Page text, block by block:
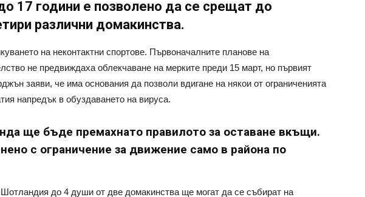
17 години е позволено да се срещат до
различни домакинства.
на неконтактни спортове. Първоначалните планове на
не предвиждаха облекчаване на мерките преди 15 март, но първият
заяви, че има основания да позволи вдигане на някои от ограниченията
напредък в обуздаването на вируса.
ще бъде премахнaто правилото за оставане вкъщи.
с ограничение за движение само в района по
до 4 души от две домакинства ще могат да се събират на